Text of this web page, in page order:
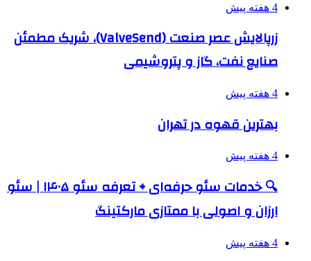
4 هفته پیش
زرپالایش عصر صنعت (ValveSend)، شریک مطمئن
صنایع نفت، گاز و پتروشیمی
4 هفته پیش
بهترین قهوه در تهران
4 هفته پیش
🔍 خدمات سئو حرفه‌ای + تعرفه سئو ۱۴۰۵ | سئو
ارزان و اصولی با ممتازی مارکتینگ
4 هفته پیش